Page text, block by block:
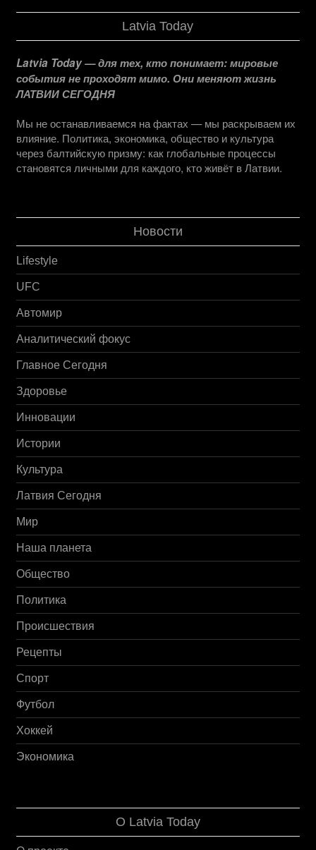
Latvia Today
Latvia Today — для тех, кто понимает: мировые
события не проходят мимо. Они меняют жизнь
ЛАТВИИ СЕГОДНЯ
Мы не останавливаемся на фактах — мы раскрываем их
влияние. Политика, экономика, общество и культура
через балтийскую призму: как глобальные процессы
становятся личными для каждого, кто живёт в Латвии.
Новости
Lifestyle
UFC
Автомир
Аналитический фокус
Главное Сегодня
Здоровье
Инновации
Истории
Культура
Латвия Сегодня
Мир
Наша планета
Общество
Политика
Происшествия
Рецепты
Спорт
Футбол
Хоккей
Экономика
О Latvia Today